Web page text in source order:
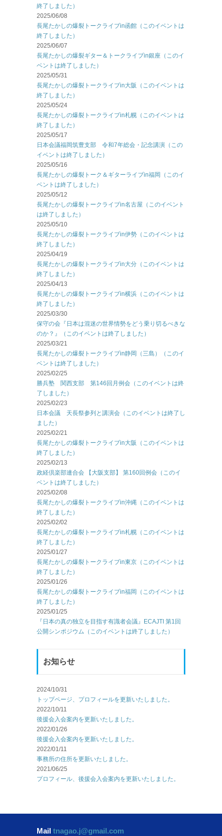
終了しました）
2025/06/08
長尾たかしの爆裂トークライブin函館（このイベントは
終了しました）
2025/06/07
長尾たかしの爆裂ギター＆トークライブin銀座（このイ
ベントは終了しました）
2025/05/31
長尾たかしの爆裂トークライブin大阪（このイベントは
終了しました）
2025/05/24
長尾たかしの爆裂トークライブin札幌（このイベントは
終了しました）
2025/05/17
日本会議福岡筑豊支部 令和7年総会・記念講演（この
イベントは終了しました）
2025/05/16
長尾たかしの爆裂トーク＆ギターライブin福岡（このイ
ベントは終了しました）
2025/05/12
長尾たかしの爆裂トークライブin名古屋（このイベント
は終了しました）
2025/05/10
長尾たかしの爆裂トークライブin伊勢（このイベントは
終了しました）
2025/04/19
長尾たかしの爆裂トークライブin大分（このイベントは
終了しました）
2025/04/13
長尾たかしの爆裂トークライブin横浜（このイベントは
終了しました）
2025/03/30
保守の会『日本は混迷の世界情勢をどう乗り切るべきな
のか？』（このイベントは終了しました）
2025/03/21
長尾たかしの爆裂トークライブin静岡（三島）（このイ
ベントは終了しました）
2025/02/25
勝兵塾 関西支部 第146回月例会（このイベントは終
了しました）
2025/02/23
日本会議 天長祭参列と講演会（このイベントは終了し
ました）
2025/02/21
長尾たかしの爆裂トークライブin大阪（このイベントは
終了しました）
2025/02/13
政経倶楽部連合会 【大阪支部】 第160回例会（このイ
ベントは終了しました）
2025/02/08
長尾たかしの爆裂トークライブin沖縄（このイベントは
終了しました）
2025/02/02
長尾たかしの爆裂トークライブin札幌（このイベントは
終了しました）
2025/01/27
長尾たかしの爆裂トークライブin東京（このイベントは
終了しました）
2025/01/26
長尾たかしの爆裂トークライブin福岡（このイベントは
終了しました）
2025/01/25
『日本の真の独立を目指す有識者会議』ECAJTI 第1回
公開シンポジウム（このイベントは終了しました）
お知らせ
2024/10/31
トップページ、プロフィールを更新いたしました。
2022/10/11
後援会入会案内を更新いたしました。
2022/01/26
後援会入会案内を更新いたしました。
2022/01/11
事務所の住所を更新いたしました。
2021/06/25
プロフィール、後援会入会案内を更新いたしました。
Mail tnagao.j@gmail.com